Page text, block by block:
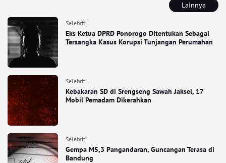
Lainnya
Selebriti
Eks Ketua DPRD Ponorogo Ditentukan Sebagai
Tersangka Kasus Korupsi Tunjangan Perumahan
Selebriti
Kebakaran SD di Srengseng Sawah Jaksel, 17
Mobil Pemadam Dikerahkan
Selebriti
Gempa M5,3 Pangandaran, Guncangan Terasa di
Bandung